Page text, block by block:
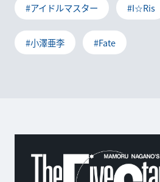
#アイドルマスター #I☆Ris
#小澤亜李 #Fate